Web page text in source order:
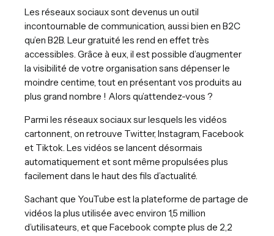
Les réseaux sociaux sont devenus un outil
incontournable de communication, aussi bien en B2C
qu’en B2B. Leur gratuité les rend en effet très
accessibles. Grâce à eux, il est possible d’augmenter
la visibilité de votre organisation sans dépenser le
moindre centime, tout en présentant vos produits au
plus grand nombre ! Alors qu’attendez-vous ?
Parmi les réseaux sociaux sur lesquels les vidéos
cartonnent, on retrouve Twitter, Instagram, Facebook
et Tiktok. Les vidéos se lancent désormais
automatiquement et sont même propulsées plus
facilement dans le haut des fils d’actualité.
Sachant que YouTube est la plateforme de partage de
vidéos la plus utilisée avec environ 1,5 million
d’utilisateurs, et que Facebook compte plus de 2,2